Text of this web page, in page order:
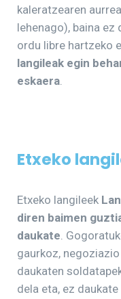
kaleratzearen
lehenago), baina
ordu libre hartzeko
langileak egin
eskaera.
Etxeko
Etxeko langileek
diren baimen
daukate.
gaurkoz,
daukaten
dela eta, ez